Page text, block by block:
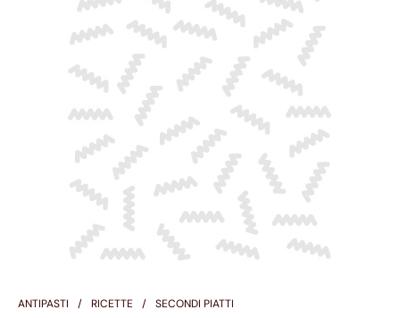
ANTIPASTI RICETTE SECONDI PIATTI